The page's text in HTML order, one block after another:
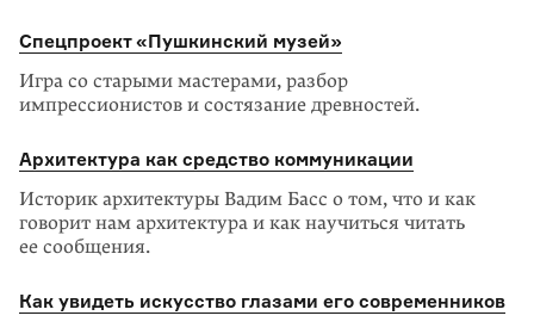
Спецпроект «Пушкинский музей»
Игра со старыми мастерами, разбор
импрессионистов и состязание древностей.
Архитектура как средство коммуникации
Историк архитектуры Вадим Басс о том, что и как
говорит нам архитектура и как научиться читать
ее сообщения.
Как увидеть искусство глазами его современников